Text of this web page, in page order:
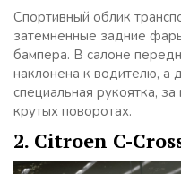
Спортивный облик
затемненные задние
бампера. В салоне
наклонена к водителю, а
специальная рукоятка,
крутых поворотах.
2. Citroen C-